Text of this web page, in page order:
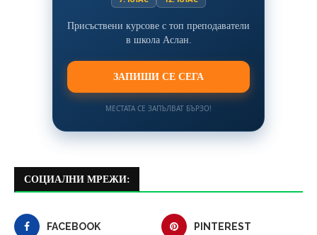
Присъствени курсове с топ преподаватели
в школа Аслан.
ЗАПИШИ СЕ СЕГА
МЕСТАТА СЕ ЗАПЪЛВАТ БЪРЗО!
СОЦИАЛНИ МРЕЖИ:
FACEBOOK PINTEREST